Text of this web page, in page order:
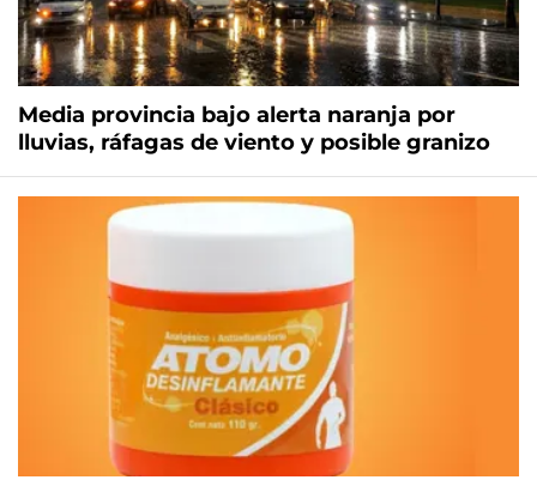
Media provincia bajo alerta naranja por
lluvias, ráfagas de viento y posible granizo